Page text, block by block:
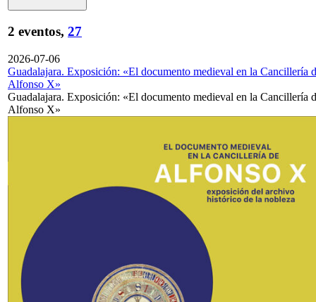
2 eventos, 27
2026-07-06
Guadalajara. Exposición: «El documento medieval en la Cancillería
Alfonso X»
Guadalajara. Exposición: «El documento medieval en la Cancillería
Alfonso X»